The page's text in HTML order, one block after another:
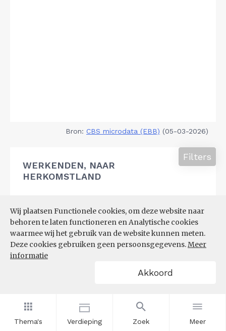
Thema's Verdieping Zoek Meer
Wij plaatsen Functionele cookies, om deze website naar
behoren te laten functioneren en Analytische cookies
waarmee wij het gebruik van de website kunnen meten.
Deze cookies gebruiken geen persoonsgegevens.Meer
informatie
Akkoord
Bron: CBS microdata (EBB) (05-03-2026)
WERKENDEN, NAAR
HERKOMSTLAND
Filters